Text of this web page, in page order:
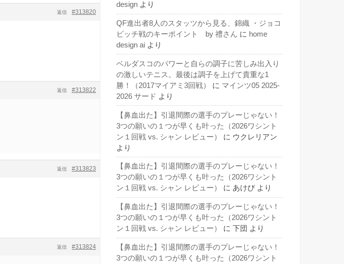
#313820
返信
#313822
返信
#313823
返信
#313824
返信
design より
QF進出者8人のスタッツから見る、錦織 ・ジョコ
ビッチ戦のキーポイント by 禮さん に home
design ai より
ベルダスコのパワーと自らの調子に苦しみ出入り
の激しいテニス。最後は調子を上げて貴重な1
勝！（2017マイアミ3回戦）
に マインツ05 2025-
2026 サード より
【鼻血出た】引退間際の選手のプレーじゃない！
3つの願いの１つが早くも叶った（2026ワシント
ン１回戦 vs. シャン レビュー）
に ウクレリアン
より
【鼻血出た】引退間際の選手のプレーじゃない！
3つの願いの１つが早くも叶った（2026ワシント
ン１回戦 vs. シャン レビュー）
に あけび より
【鼻血出た】引退間際の選手のプレーじゃない！
3つの願いの１つが早くも叶った（2026ワシント
ン１回戦 vs. シャン レビュー）
に 下団 より
【鼻血出た】引退間際の選手のプレーじゃない！
3つの願いの１つが早くも叶った（2026ワシント